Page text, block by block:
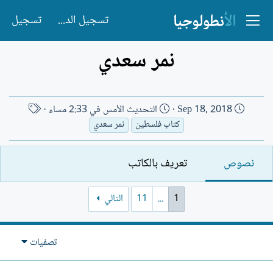
تسجيل الدخول تسجيل
نمر سعدي
ت
ر
خ
ا
ن
Sep 18, 2018 التحديث الأمس في 2:33 مساء
ا
م
ك
ب
كتاب فلسطين نمر سعدي
نصوص تعريف بالكاتب
1
...
11 التالي
تصفيات